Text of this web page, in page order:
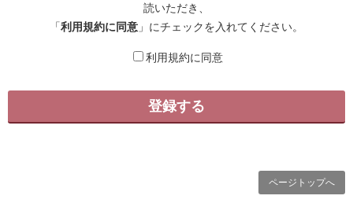
読いただき、
「利用規約に同意 」にチェックを入れてください。
利用規約に同意
ページトップへ